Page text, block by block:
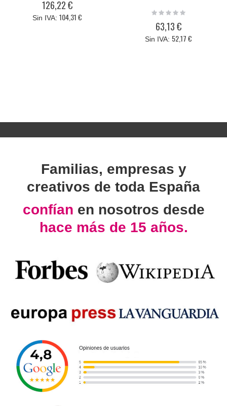
126,22 €
104,31 €
Rating:
63,13 €
52,17 €
Familias, empresas y
creativos de toda España
confían en nosotros desde
hace más de 15 años.